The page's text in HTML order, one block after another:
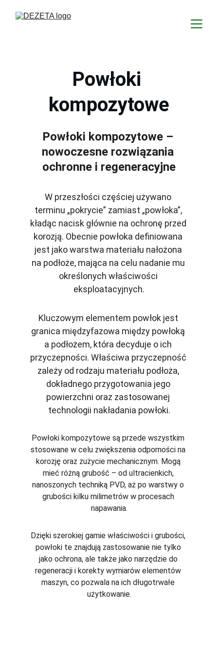
Powłoki
kompozytowe
Powłoki kompozytowe –
nowoczesne rozwiązania
ochronne i regeneracyjne
W przeszłości częściej używano
terminu „pokrycie” zamiast „powłoka”,
kładąc nacisk głównie na ochronę przed
korozją. Obecnie powłoka definiowana
jest jako warstwa materiału nałożona
na podłoże, mająca na celu nadanie mu
określonych właściwości
eksploatacyjnych.
Kluczowym elementem powłok jest
granica międzyfazowa między powłoką
a podłożem, która decyduje o ich
przyczepności. Właściwa przyczepność
zależy od rodzaju materiału podłoża,
dokładnego przygotowania jego
powierzchni oraz zastosowanej
technologii nakładania powłoki.
Powłoki kompozytowe są przede wszystkim
stosowane w celu zwiększenia odporności na
korozję oraz zużycie mechanicznym. Mogą
mieć różną grubość – od ultracienkich,
nanoszonych techniką PVD, aż po warstwy o
grubości kilku milimetrów w procesach
napawania.
Dzięki szerokiej gamie właściwości i grubości,
powłoki te znajdują zastosowanie nie tylko
jako ochrona, ale także jako narzędzie do
regeneracji i korekty wymiarów elementów
maszyn, co pozwala na ich długotrwałe
użytkowanie.